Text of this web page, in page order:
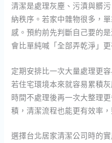
清潔是處理灰塵、污漬與髒
納秩序。若家中雜物很多，
感。預約前先判斷自己要的
會比單純喊「全部弄乾淨」更
定期安排比一次大量處理更
若住宅環境本來就容易累積
時間不處理後再一次大整理
積，清潔流程也能更有效率
選擇台北居家清潔公司時的